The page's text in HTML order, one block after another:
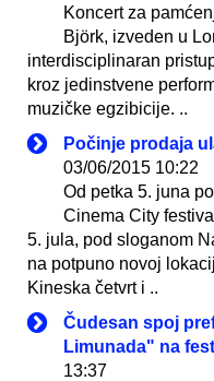
Koncert za
Björk, izveden u
interdisciplinaran
kroz jedinstvene
muzičke egzibicije. ..
Počinje prodaja
03/06/2015 10:22
Od petka 5. juna
Cinema City
5. jula, pod sloganom
na potpuno novoj
Kineska četvrt i ..
Čudesan spoj
Limunada" na
13:37